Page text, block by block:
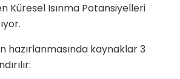
Küresel Isınma Potansiyelleri
hazırlanmasında kaynaklar 3